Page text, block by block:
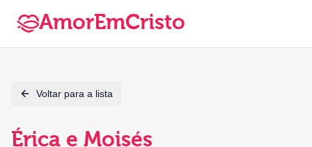
AmorEmCristo
Voltar para a lista
Érica e Moisés